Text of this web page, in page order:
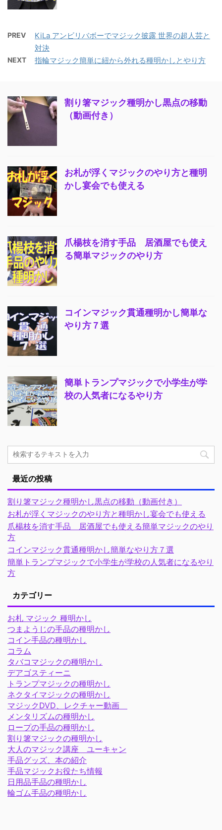
PREV
KiLa アンビリバボーでマジック披露 世界の超人芸と
対決
NEXT 指輪マジック簡単に紐から外れる種明かしとやり方
割り箸マジック種明かし黒点の移動
（動画付き）
お札が浮くマジックのやり方と種明
かし宴会でも使える
爪楊枝を消す手品 居酒屋でも使え
る簡単マジックのやり方
コインマジック貫通種明かし簡単な
やり方７選
簡単トランプマジックで小学生が学
校の人気者になるやり方
最近の投稿
割り箸マジック種明かし黒点の移動（動画付き）
お札が浮くマジックのやり方と種明かし宴会でも使える
爪楊枝を消す手品 居酒屋でも使える簡単マジックのやり
方
コインマジック貫通種明かし簡単なやり方７選
簡単トランプマジックで小学生が学校の人気者になるやり
方
カテゴリー
お札 マジック 種明かし
つまようじの手品の種明かし
コイン手品の種明かし
コラム
タバコマジックの種明かし
デアゴスティーニ
トランプマジックの種明かし
ネクタイマジックの種明かし
マジックDVD、レクチャー動画
メンタリズムの種明かし
ロープの手品の種明かし
割り箸マジックの種明かし
大人のマジック講座 ユーキャン
手品グッズ、本の紹介
手品マジックお役たち情報
日用品手品の種明かし
輪ゴム手品の種明かし